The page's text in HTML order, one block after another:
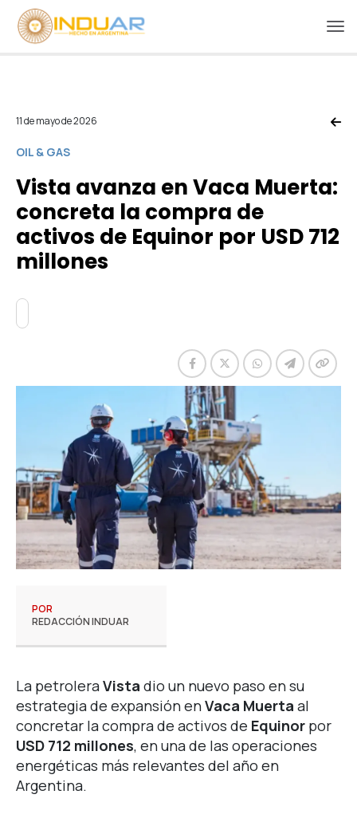
11 de mayo de 2026
OIL & GAS
Vista avanza en Vaca Muerta:
concreta la compra de
activos de Equinor por USD 712
millones
POR
REDACCIÓN INDUAR
La petroleraVista dio un nuevo paso en su
estrategia de expansión enVaca Muerta al
concretar la compra de activos de Equinor por
USD 712 millones, en una de las operaciones
energéticas más relevantes del año en
Argentina.